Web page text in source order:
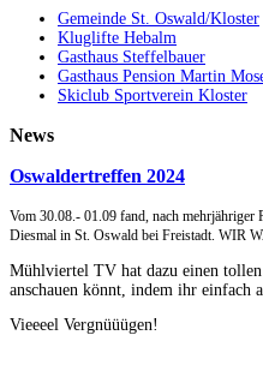
Gemeinde St. Oswald/Kloster
Kluglifte Hebalm
Gasthaus Steffelbauer
Gasthaus Pension Martin
Skiclub Sportverein Kloster
News
Oswaldertreffen 2024
Vom 30.08.- 01.09 fand, nach mehrjähriger
Diesmal in St. Oswald bei Freistadt. WIR
Mühlviertel TV hat dazu einen
anschauen könnt, indem ihr einfach
Vieeeel Vergnüüügen!